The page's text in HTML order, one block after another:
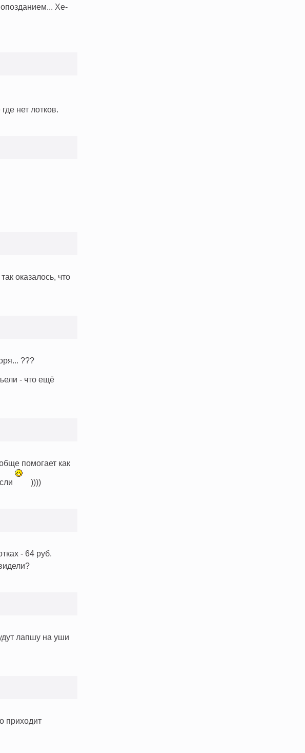
Хе-
нет лотков.
оказалось, что
???
- что ещё
помогает как
))))
- 64 руб.
лапшу на уши
приходит